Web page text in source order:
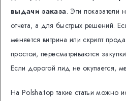
выдачи заказа. Эти показатели
отчета, а для быстрых решений.
меняется витрина или скрипт
простои, пересматриваются
Если дорогой лид не окупается,
На Polsha.top такие статьи можно